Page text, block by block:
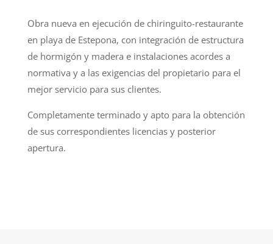
Obra nueva en ejecución de chiringuito-restaurante
en playa de Estepona, con integración de estructura
de hormigón y madera e instalaciones acordes a
normativa y a las exigencias del propietario para el
mejor servicio para sus clientes.
Completamente terminado y apto para la obtención
de sus correspondientes licencias y posterior
apertura.